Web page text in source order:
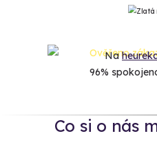
Na
96%
Co si o nás